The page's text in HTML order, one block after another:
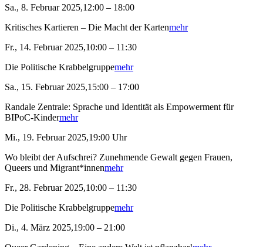
Sa., 8. Februar 2025,12:00 – 18:00
Kritisches Kartieren – Die Macht der Kartenmehr
Fr., 14. Februar 2025,10:00 – 11:30
Die Politische Krabbelgruppemehr
Sa., 15. Februar 2025,15:00 – 17:00
Randale Zentrale: Sprache und Identität als Empowerment für
BIPoC-Kindermehr
Mi., 19. Februar 2025,19:00 Uhr
Wo bleibt der Aufschrei? Zunehmende Gewalt gegen Frauen,
Queers und Migrant*innenmehr
Fr., 28. Februar 2025,10:00 – 11:30
Die Politische Krabbelgruppemehr
Di., 4. März 2025,19:00 – 21:00